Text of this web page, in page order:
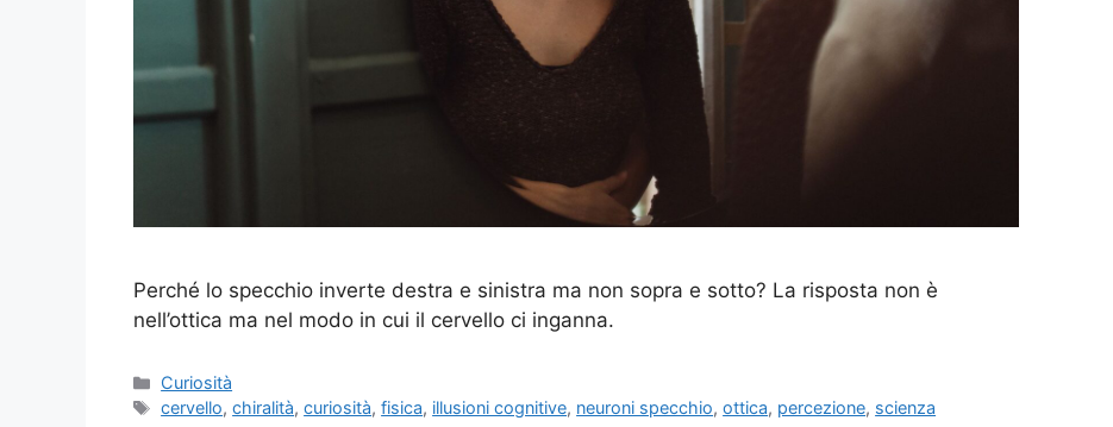
Perché lo specchio inverte destra e sinistra ma non sopra e sotto? La risposta non è
nell’ottica ma nel modo in cui il cervello ci inganna.
Categorie
Curiosità
Tag
cervello,chiralità,curiosità,fisica, illusioni cognitive, neuroni specchio,ottica, percezione, scienza